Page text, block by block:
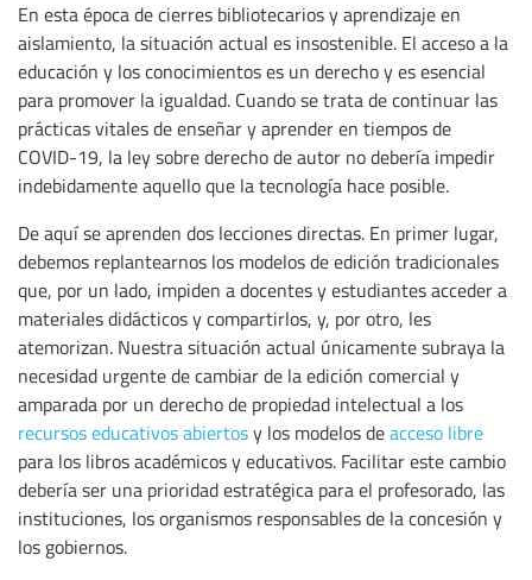
En esta época de cierres bibliotecarios y aprendizaje en
aislamiento, la situación actual es insostenible. El acceso a la
educación y los conocimientos es un derecho y es esencial
para promover la igualdad. Cuando se trata de continuar las
prácticas vitales de enseñar y aprender en tiempos de
COVID-19, la ley sobre derecho de autor no debería impedir
indebidamente aquello que la tecnología hace posible.
De aquí se aprenden dos lecciones directas. En primer lugar,
debemos replantearnos los modelos de edición tradicionales
que, por un lado, impiden a docentes y estudiantes acceder a
materiales didácticos y compartirlos, y, por otro, les
atemorizan. Nuestra situación actual únicamente subraya la
necesidad urgente de cambiar de la edición comercial y
amparada por un derecho de propiedad intelectual a los
recursos educativos abiertosy los modelos deacceso libre
para los libros académicos y educativos. Facilitar este cambio
debería ser una prioridad estratégica para el profesorado, las
instituciones, los organismos responsables de la concesión y
los gobiernos.